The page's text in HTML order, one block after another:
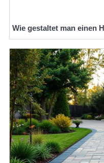
Wie gestaltet man einen